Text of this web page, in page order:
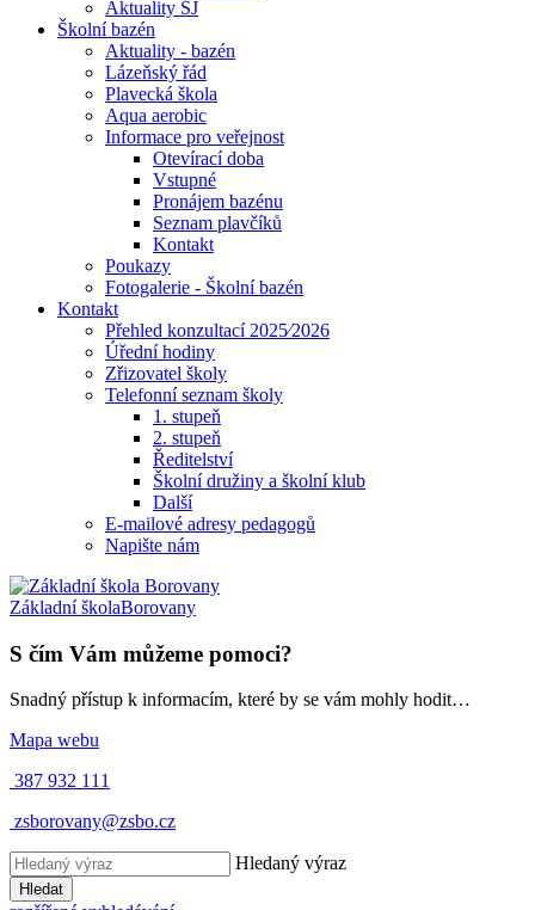
Aktuality ŠJ
Školní bazén
Aktuality - bazén
Lázeňský řád
Plavecká škola
Aqua aerobic
Informace pro veřejnost
Otevírací doba
Vstupné
Pronájem bazénu
Seznam plavčíků
Kontakt
Poukazy
Fotogalerie - Školní bazén
Kontakt
Přehled konzultací 2025⁄2026
Úřední hodiny
Zřizovatel školy
Telefonní seznam školy
1. stupeň
2. stupeň
Ředitelství
Školní družiny a školní klub
Další
E-mailové adresy pedagogů
Napište nám
Základní školaBorovany
S čím Vám můžeme pomoci?
Snadný přístup k informacím, které by se vám mohly hodit…
Mapa webu
387 932 111
zsborovany@zsbo.cz
Hledaný výraz
Hledat